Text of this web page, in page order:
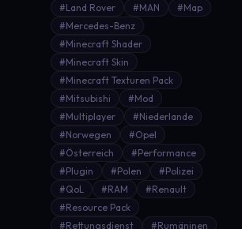
#Land Rover
#MAN
#Map
#Mercedes-Benz
#Minecraft Shader
#Minecraft Skin
#Minecraft Texturen Pack
#Mitsubishi
#Mod
#Multiplayer
#Niederlande
#Norwegen
#Opel
#Österreich
#Performance
#Plugin
#Polen
#Polizei
#QoL
#RAM
#Renault
#Resource Pack
#Rettungsdienst
#Rumäninen